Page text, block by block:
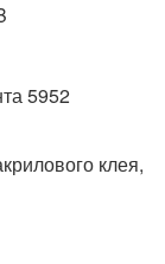
5952
клея,